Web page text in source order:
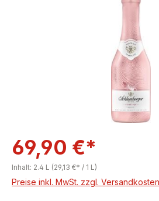
69,90 €*
Inhalt: 2.4 L (29,13 €* / 1 L)
Preise inkl. MwSt. zzgl. Versandkosten